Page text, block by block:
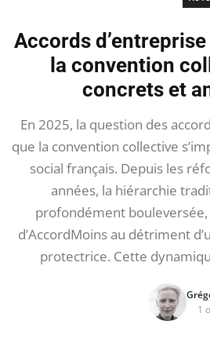
Accords
la convention
concrets et
En 2025, la question des
que la convention collective
social français. Depuis les
années, la hiérarchie
profondément bouleversée,
d’AccordMoins au détriment
protectrice. Cette
1